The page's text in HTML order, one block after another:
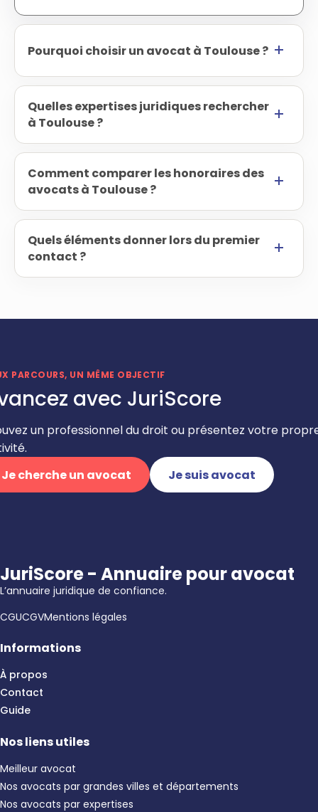
Pourquoi choisir un avocat à Toulouse ?
Quelles expertises juridiques rechercher
à Toulouse ?
Comment comparer les honoraires des
avocats à Toulouse ?
Quels éléments donner lors du premier
contact ?
PARCOURS, UN MÊME OBJECTIF
avec JuriScore
un professionnel du droit ou présentez votre
Je cherche un avocat
Je suis avocat
JuriScore - Annuaire pour avocat
L’annuaire juridique de confiance.
CGUCGVMentions légales
Informations
À propos
Contact
Guide
Nos liens utiles
Meilleur avocat
Nos avocats par grandes villes et départements
Nos avocats par expertises